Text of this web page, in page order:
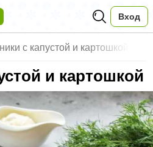
Вход
с капустой и картошкой
и картошкой